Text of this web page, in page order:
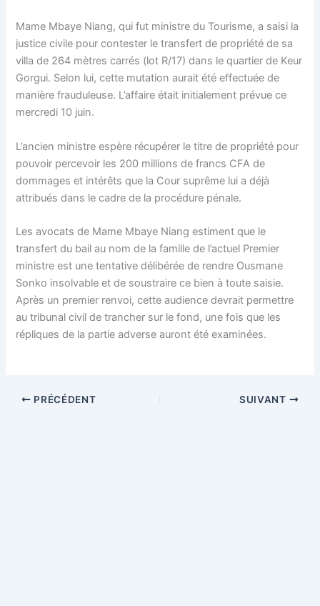
Mame Mbaye Niang, qui fut ministre du Tourisme, a saisi la
justice civile pour contester le transfert de propriété de sa
villa de 264 mètres carrés (lot R/17) dans le quartier de Keur
Gorgui. Selon lui, cette mutation aurait été effectuée de
manière frauduleuse. L’affaire était initialement prévue ce
mercredi 10 juin.
L’ancien ministre espère récupérer le titre de propriété pour
pouvoir percevoir les 200 millions de francs CFA de
dommages et intérêts que la Cour suprême lui a déjà
attribués dans le cadre de la procédure pénale.
Les avocats de Mame Mbaye Niang estiment que le
transfert du bail au nom de la famille de l’actuel Premier
ministre est une tentative délibérée de rendre Ousmane
Sonko insolvable et de soustraire ce bien à toute saisie.
Après un premier renvoi, cette audience devrait permettre
au tribunal civil de trancher sur le fond, une fois que les
répliques de la partie adverse auront été examinées.
PRÉCÉDENT SUIVANT